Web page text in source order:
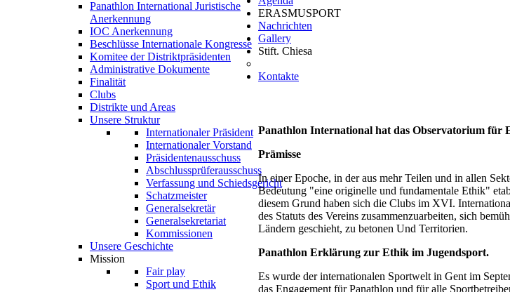
Panathlon International Juristische
Anerkennung
IOC Anerkennung
Beschlüsse Internationale Kongresse
Komitee der Distriktpräsidenten
Administrative Dokumente
Finalität
Clubs
Distrikte und Areas
Unsere Struktur
Internationaler Präsident
Internationaler Vorstand
Präsidentenausschuss
Abschlussprüferausschuss
Verfassung und Schiedsgericht
Schatzmeister
Generalsekretär
Generalsekretariat
Kommissionen
Unsere Geschichte
Mission
Fair play
Sport und Ethik
ERASMUSPORT
Nachrichten
Gallery
Stift. Chiesa
Kontakte
Panathlon International hat das Observatorium für
Prämisse
In einer Epoche, in der aus mehr Teilen und in allen
Bedeutung "eine originelle und fundamentale Ethik"
diesem Grund haben sich die Clubs im XVI.
des Statuts des Vereins zusammenzuarbeiten, sich
Ländern geschieht, zu betonen Und Territorien.
Panathlon Erklärung zur Ethik im Jugendsport.
Es wurde der internationalen Sportwelt in Gent im
das Engagement für Panathlon und für alle